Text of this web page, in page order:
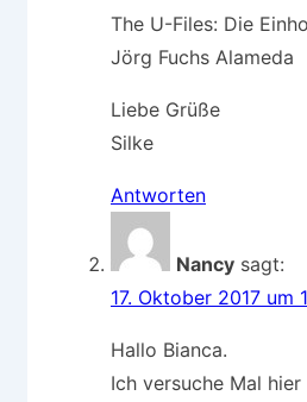
The U-Files: Die
Jörg Fuchs Alameda
Liebe Grüße
Silke
Antworten
Nancy sagt:
17. Oktober 2017 um
Hallo Bianca.
Ich versuche Mal